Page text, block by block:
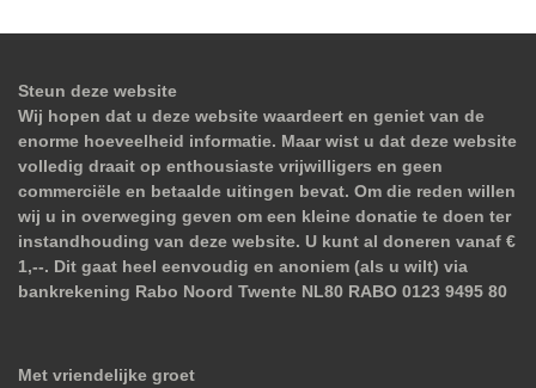
Steun deze website
Wij hopen dat u deze website waardeert en geniet van de
enorme hoeveelheid informatie. Maar wist u dat deze website
volledig draait op enthousiaste vrijwilligers en geen
commerciële en betaalde uitingen bevat. Om die reden willen
wij u in overweging geven om een kleine donatie te doen ter
instandhouding van deze website. U kunt al doneren vanaf €
1,--. Dit gaat heel eenvoudig en anoniem (als u wilt) via
bankrekening Rabo Noord Twente NL80 RABO 0123 9495 80
Met vriendelijke groet